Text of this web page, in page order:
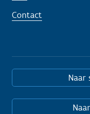
Contact
Naar